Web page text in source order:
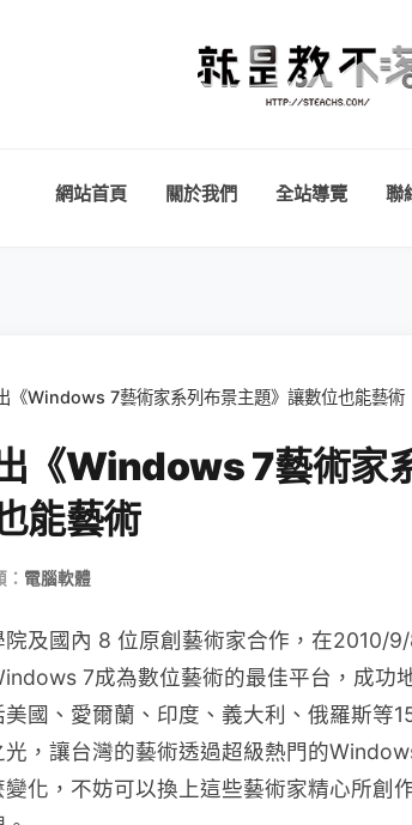
網站首頁 關於我們 全站導覽 聯
《Windows 7藝術家系列布景主題》讓數位也能藝術
《Windows 7藝術家
能藝術
： 電腦軟體
及國內 8 位原創藝術家合作，在2010/
7成為數位藝術的最佳平台，成功
國、愛爾蘭、印度、義大利、俄羅斯等
，讓台灣的藝術透過超級熱門的
化，不妨可以換上這些藝術家精心所創